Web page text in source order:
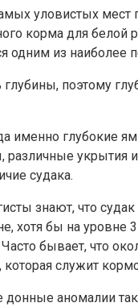
уловистых мест
корма для
одним из
поэтому
именно глубокие
укрытия
судака.
знают, что
хотя бы на
бывает, что
служит
аномалии